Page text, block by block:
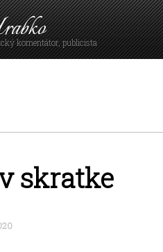
komentátor, publicista
skratke